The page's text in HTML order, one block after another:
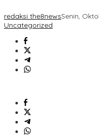
redaksi the8newsSenin,
Uncategorized